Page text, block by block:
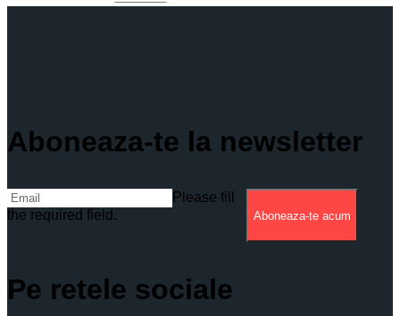
Aboneaza-te la newsletter
Please fill
the required field.
Aboneaza-te acum
Pe retele sociale